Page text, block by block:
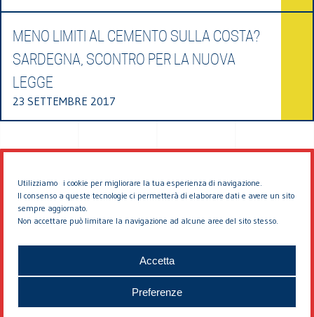
Utilizziamo i cookie per migliorare la tua esperienza di navigazione.
Il consenso a queste tecnologie ci permetterà di elaborare dati e avere un sito
sempre aggiornato.
Non accettare può limitare la navigazione ad alcune aree del sito stesso.
Accetta
Preferenze
MENO LIMITI AL CEMENTO SULLA COSTA?
SARDEGNA, SCONTRO PER LA NUOVA
LEGGE
23 SETTEMBRE 2017
© 2026 EDDYBURG